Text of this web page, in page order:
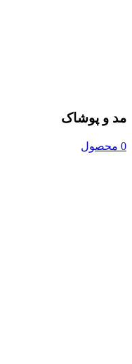
مد و پوشاک
0 محصول